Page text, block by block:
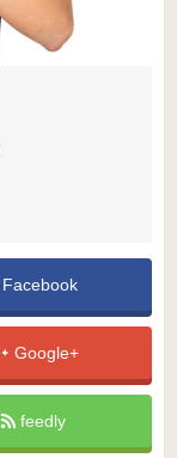
Facebook
Google+
feedly